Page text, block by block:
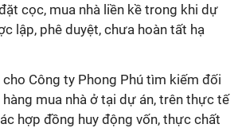
cọc, mua nhà liền kề trong khi dự
lập, phê duyệt, chưa hoàn tất hạ
cho Công ty Phong Phú tìm kiếm đối
mua nhà ở tại dự án, trên thực tế
hợp đồng huy động vốn, thực chất